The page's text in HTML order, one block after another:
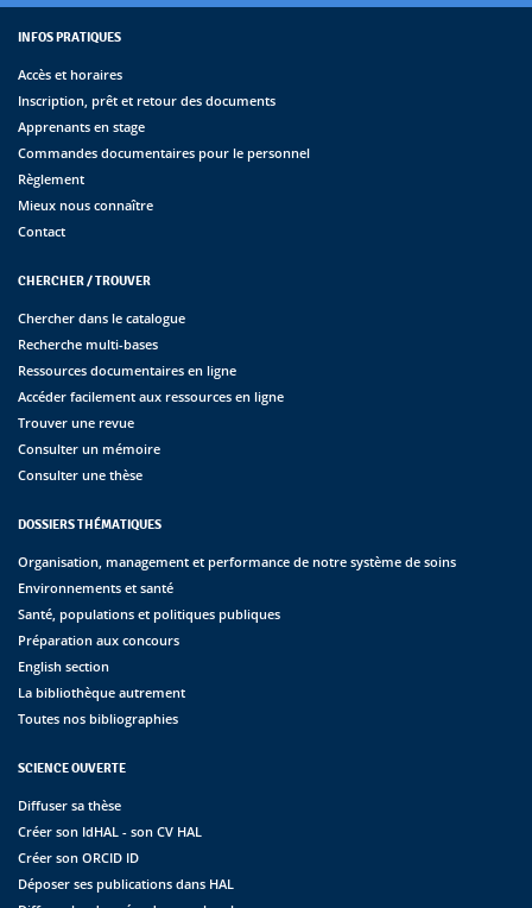
INFOS PRATIQUES
Accès et horaires
Inscription, prêt et retour des documents
Apprenants en stage
Commandes documentaires pour le personnel
Règlement
Mieux nous connaître
Contact
CHERCHER / TROUVER
Chercher dans le catalogue
Recherche multi-bases
Ressources documentaires en ligne
Accéder facilement aux ressources en ligne
Trouver une revue
Consulter un mémoire
Consulter une thèse
DOSSIERS THÉMATIQUES
Organisation, management et performance de notre système de soins
Environnements et santé
Santé, populations et politiques publiques
Préparation aux concours
English section
La bibliothèque autrement
Toutes nos bibliographies
SCIENCE OUVERTE
Diffuser sa thèse
Créer son IdHAL - son CV HAL
Créer son ORCID ID
Déposer ses publications dans HAL